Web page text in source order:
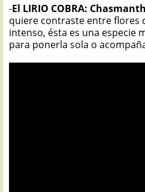
-El LIRIO COBRA:
quiere contraste entre flores
intenso, ésta es una especie
para ponerla sola o